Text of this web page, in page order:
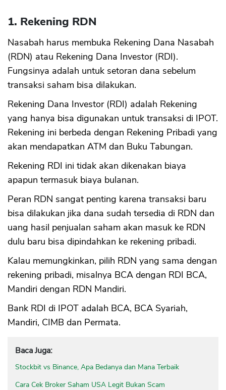
1. Rekening RDN
Nasabah harus membuka Rekening Dana Nasabah
(RDN) atau Rekening Dana Investor (RDI).
Fungsinya adalah untuk setoran dana sebelum
transaksi saham bisa dilakukan.
Rekening Dana Investor (RDI) adalah Rekening
yang hanya bisa digunakan untuk transaksi di IPOT.
Rekening ini berbeda dengan Rekening Pribadi yang
akan mendapatkan ATM dan Buku Tabungan.
Rekening RDI ini tidak akan dikenakan biaya
apapun termasuk biaya bulanan.
Peran RDN sangat penting karena transaksi baru
bisa dilakukan jika dana sudah tersedia di RDN dan
uang hasil penjualan saham akan masuk ke RDN
dulu baru bisa dipindahkan ke rekening pribadi.
Kalau memungkinkan, pilih RDN yang sama dengan
rekening pribadi, misalnya BCA dengan RDI BCA,
Mandiri dengan RDN Mandiri.
Bank RDI di IPOT adalah BCA, BCA Syariah,
Mandiri, CIMB dan Permata.
Baca Juga:
Stockbit vs Binance, Apa Bedanya dan Mana Terbaik
Cara Cek Broker Saham USA Legit Bukan Scam